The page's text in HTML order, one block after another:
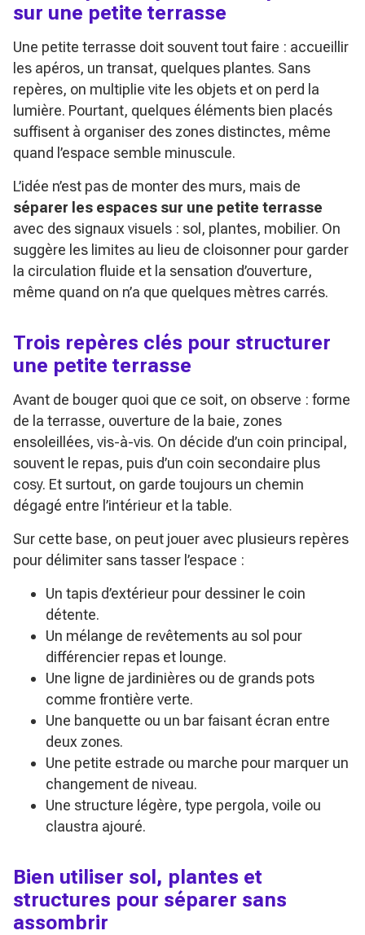
sur une petite terrasse
Une petite terrasse doit souvent tout faire : accueillir
les apéros, un transat, quelques plantes. Sans
repères, on multiplie vite les objets et on perd la
lumière. Pourtant, quelques éléments bien placés
suffisent à organiser des zones distinctes, même
quand l’espace semble minuscule.
L’idée n’est pas de monter des murs, mais de
séparer les espaces sur une petite terrasse
avec des signaux visuels : sol, plantes, mobilier. On
suggère les limites au lieu de cloisonner pour garder
la circulation fluide et la sensation d’ouverture,
même quand on n’a que quelques mètres carrés.
Trois repères clés pour structurer
une petite terrasse
Avant de bouger quoi que ce soit, on observe : forme
de la terrasse, ouverture de la baie, zones
ensoleillées, vis-à-vis. On décide d’un coin principal,
souvent le repas, puis d’un coin secondaire plus
cosy. Et surtout, on garde toujours un chemin
dégagé entre l’intérieur et la table.
Sur cette base, on peut jouer avec plusieurs repères
pour délimiter sans tasser l’espace :
Un tapis d’extérieur pour dessiner le coin
détente.
Un mélange de revêtements au sol pour
différencier repas et lounge.
Une ligne de jardinières ou de grands pots
comme frontière verte.
Une banquette ou un bar faisant écran entre
deux zones.
Une petite estrade ou marche pour marquer un
changement de niveau.
Une structure légère, type pergola, voile ou
claustra ajouré.
Bien utiliser sol, plantes et
structures pour séparer sans
assombrir